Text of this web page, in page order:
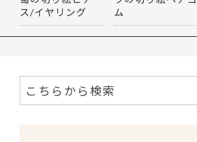
ス/イヤリング
ム